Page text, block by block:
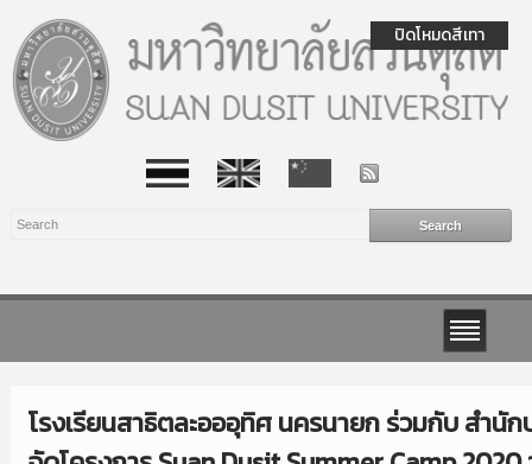
โรงเรียนสาธิตละอออุทิศ นครนายก ร่วมกับ สำนั
ปิดโหมดสีเทา